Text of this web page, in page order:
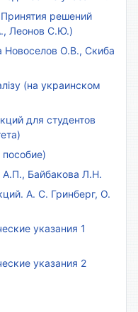
решений
Леонов С.Ю.)
Новоселов О.В., Скиба
(на украинском
для студентов
Байбакова Л.Н.
А. С. Гринберг, О.
указания 1
указания 2